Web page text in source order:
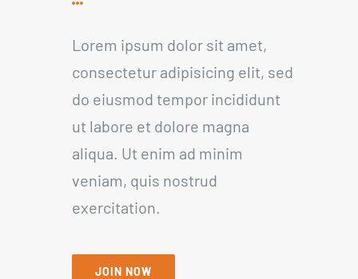
Lorem ipsum dolor sit amet,
consectetur adipisicing elit, sed
do eiusmod tempor incididunt
ut labore et dolore magna
aliqua. Ut enim ad minim
veniam, quis nostrud
exercitation.
JOIN NOW